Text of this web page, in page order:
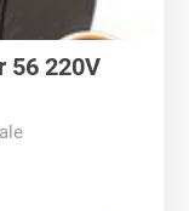
56 220V